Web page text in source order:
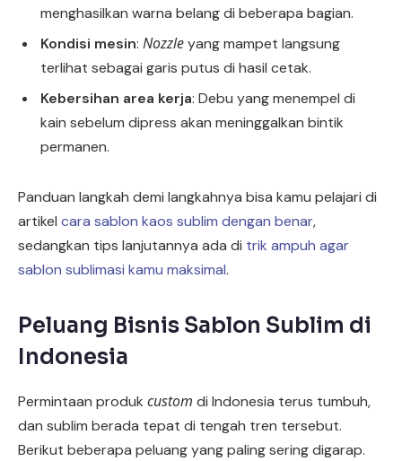
menghasilkan warna belang di beberapa bagian.
Kondisi mesin: Nozzleyang mampet langsung
terlihat sebagai garis putus di hasil cetak.
Kebersihan area kerja: Debu yang menempel di
kain sebelum dipress akan meninggalkan bintik
permanen.
Panduan langkah demi langkahnya bisa kamu pelajari di
artikel cara sablon kaos sublim dengan benar,
sedangkan tips lanjutannya ada di trik ampuh agar
sablon sublimasi kamu maksimal.
Peluang Bisnis Sablon Sublim di
Indonesia
Permintaan produk custom di Indonesia terus tumbuh,
dan sublim berada tepat di tengah tren tersebut.
Berikut beberapa peluang yang paling sering digarap.